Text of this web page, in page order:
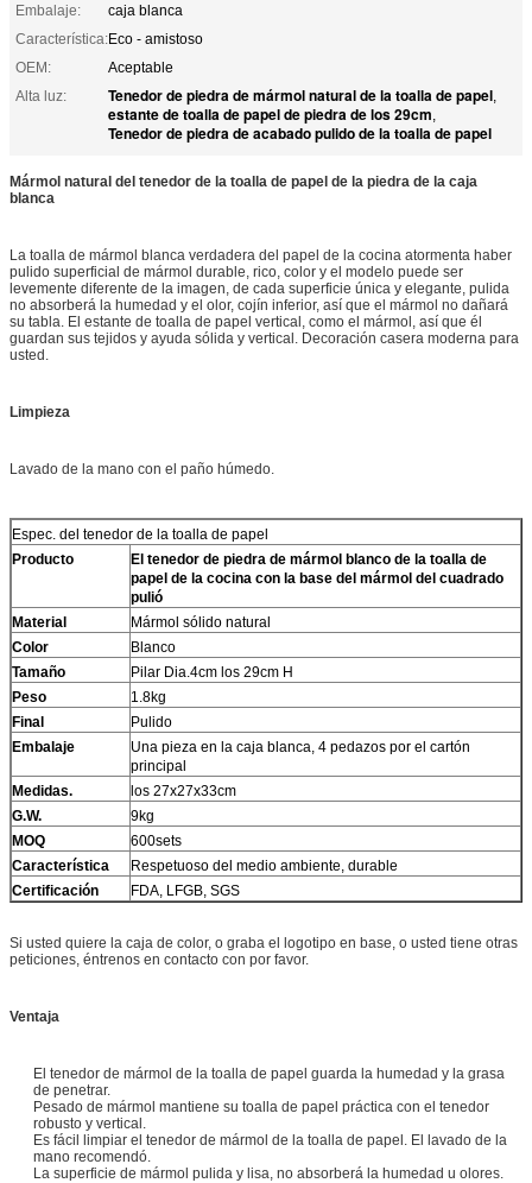
Embalaje:
caja blanca
Característica:Eco - amistoso
OEM:
Aceptable
Alta luz:
Tenedor de piedra de mármol natural de la toalla de papel,
estante de toalla de papel de piedra de los 29cm,
Tenedor de piedra de acabado pulido de la toalla de papel
Mármol natural del tenedor de la toalla de papel de la piedra de la caja
blanca
La toalla de mármol blanca verdadera del papel de la cocina atormenta haber
pulido superficial de mármol durable, rico, color y el modelo puede ser
levemente diferente de la imagen, de cada superficie única y elegante, pulida
no absorberá la humedad y el olor, cojín inferior, así que el mármol no dañará
su tabla. El estante de toalla de papel vertical, como el mármol, así que él
guardan sus tejidos y ayuda sólida y vertical. Decoración casera moderna para
usted.
Limpieza
Lavado de la mano con el paño húmedo.
Espec. del tenedor de la toalla de papel
Producto
El tenedor de piedra de mármol blanco de la toalla de
papel de la cocina con la base del mármol del cuadrado
pulió
Material
Mármol sólido natural
Color
Blanco
Tamaño
Pilar Dia.4cm los 29cm H
Peso
1.8kg
Final
Pulido
Embalaje
Una pieza en la caja blanca, 4 pedazos por el cartón
principal
Medidas.
los 27x27x33cm
G.W.
9kg
MOQ
600sets
Característica
Respetuoso del medio ambiente, durable
Certificación
FDA, LFGB, SGS
Si usted quiere la caja de color, o graba el logotipo en base, o usted tiene otras
peticiones, éntrenos en contacto con por favor.
Ventaja
El tenedor de mármol de la toalla de papel guarda la humedad y la grasa
de penetrar.
Pesado de mármol mantiene su toalla de papel práctica con el tenedor
robusto y vertical.
Es fácil limpiar el tenedor de mármol de la toalla de papel. El lavado de la
mano recomendó.
La superficie de mármol pulida y lisa, no absorberá la humedad u olores.